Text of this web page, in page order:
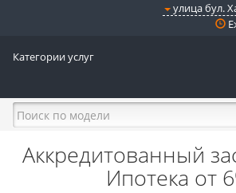
улица бул.
Категории услуг
Аккредитованный
Ипотека от